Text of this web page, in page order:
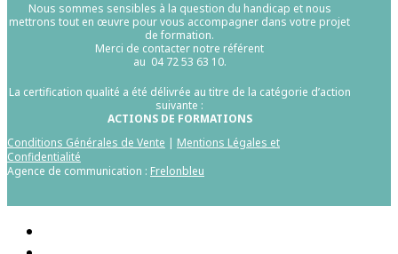
Nous sommes sensibles à la question du handicap et nous
mettrons tout en œuvre pour vous accompagner dans votre projet
de formation.
Merci de contacter notre référent
au 04 72 53 63 10.
La certification qualité a été délivrée au titre de la catégorie d’action
suivante :
ACTIONS DE FORMATIONS
Conditions Générales de Vente | Mentions Légales et
Confidentialité
Agence de communication : Frelonbleu